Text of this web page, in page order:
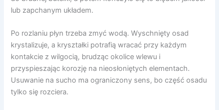
lub zapchanym układem.
Po rozlaniu płyn trzeba zmyć wodą. Wyschnięty osad
krystalizuje, a kryształki potrafią wracać przy każdym
kontakcie z wilgocią, brudząc okolice wlewu i
przyspieszając korozję na nieosłoniętych elementach.
Usuwanie na sucho ma ograniczony sens, bo część osadu
tylko się rozciera.